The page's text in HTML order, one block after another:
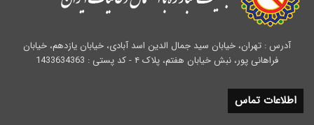
آدرس : تهران، خیابان سید جمال الدین اسد آبادی، خیابان یازدهم، خیابان
فراهانی پور، نبش خیابان هفتم، پلاک ۴ - کد پستی : 1433634363
اطلاعات تماس